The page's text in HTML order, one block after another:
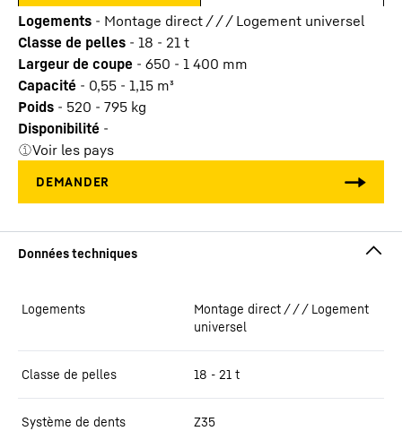
Logements - Montage direct / / / Logement universel
Classe de pelles - 18 - 21 t
Largeur de coupe - 650 - 1 400 mm
Capacité - 0,55 - 1,15 m³
Poids - 520 - 795 kg
Disponibilité -
Voir les pays
Logements
Montage direct / / / Logement
universel
Classe de pelles 18 - 21 t
Système de dents Z35